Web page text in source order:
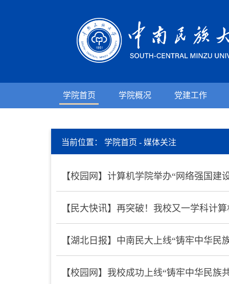
学院首页 学院概况 党建工作
当前位置： 学院首页 - 媒体关注
【校园网】计算机学院举办“网络强国建
【民大快讯】再突破！我校又一学科计
【湖北日报】中南民大上线“铸牢中华民
【校园网】我校成功上线“铸牢中华民族